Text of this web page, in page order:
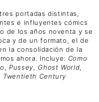
portadas distintas,
e influyentes cómics
de los años noventa y se
y de un formato, el de
la consolidación de la
ahora. Incluye: Como
,Pussey, Ghost World,
Twentieth Century